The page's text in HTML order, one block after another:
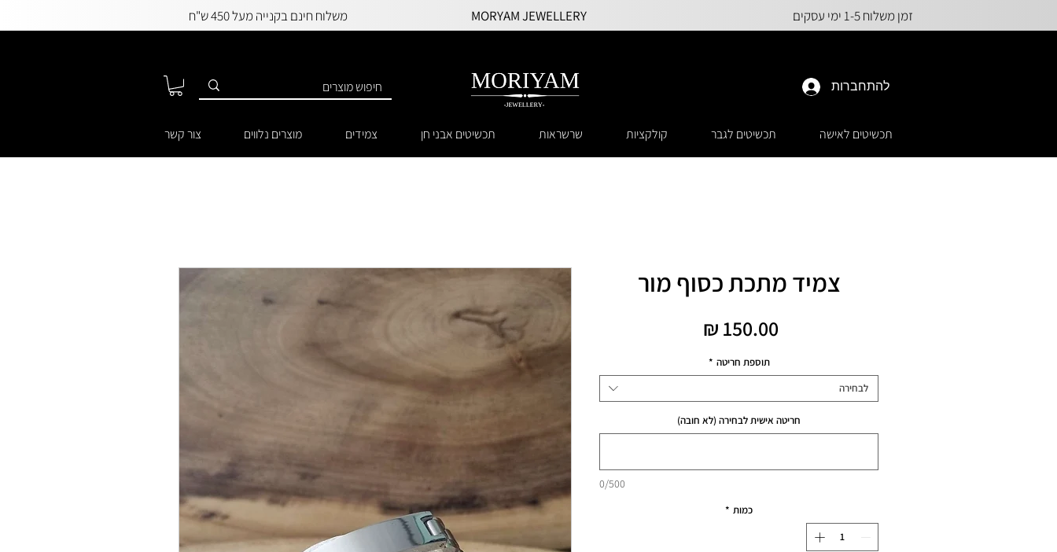
משלוח חינם בקנייה מעל 450 ש"ח MORYAM JEWELLERY זמן משלוח 1-5 ימי עסקים
להתחברות
תכשיטים לאישה תכשיטים לגבר קולקציות שרשראות תכשיטים אבני חן צמידים מוצרים נלווים צור קשר
צמיד מתכת כסוף מור
תוספת חריטה *
לבחירה
חריטה אישית לבחירה (לא חובה)
0/500
כמות *